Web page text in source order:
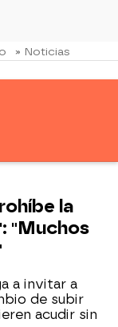
» Noticias